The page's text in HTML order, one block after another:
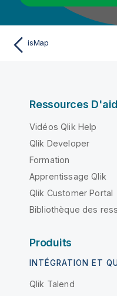
isMap
Ressources
Vidéos Qlik Help
Qlik Developer
Formation
Apprentissage Qlik
Qlik Customer Portal
Bibliothèque des
Produits
INTÉGRATION ET
Qlik Talend